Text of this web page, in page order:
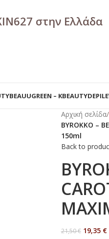
στην Ελλάδα
BEAUUGREEN – KBEAUTY
Αρχική σελίδα/
BYROKKO –
150ml
Back to
21,50€ 19,35 €